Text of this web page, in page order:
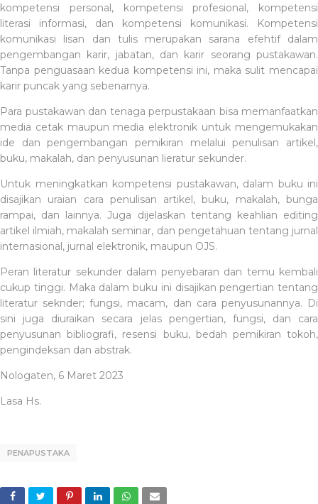
kompetensi personal, kompetensi profesional, kompetensi
literasi informasi, dan kompetensi komunikasi. Kompetensi
komunikasi lisan dan tulis merupakan sarana efehtif dalam
pengembangan karir, jabatan, dan karir seorang pustakawan.
Tanpa penguasaan kedua kompetensi ini, maka sulit mencapai
karir puncak yang sebenarnya.
Para pustakawan dan tenaga perpustakaan bisa memanfaatkan
media cetak maupun media elektronik untuk mengemukakan
ide dan pengembangan pemikiran melalui penulisan artikel,
buku, makalah, dan penyusunan lieratur sekunder.
Untuk meningkatkan kompetensi pustakawan, dalam buku ini
disajikan uraian cara penulisan artikel, buku, makalah, bunga
rampai, dan lainnya. Juga dijelaskan tentang keahlian editing
artikel ilmiah, makalah seminar, dan pengetahuan tentang jurnal
internasional, jurnal elektronik, maupun OJS.
Peran literatur sekunder dalam penyebaran dan temu kembali
cukup tinggi. Maka dalam buku ini disajikan pengertian tentang
literatur seknder; fungsi, macam, dan cara penyusunannya. Di
sini juga diuraikan secara jelas pengertian, fungsi, dan cara
penyusunan bibliografi, resensi buku, bedah pemikiran tokoh,
pengindeksan dan abstrak.
Nologaten, 6 Maret 2023
Lasa Hs.
PENAPUSTAKA